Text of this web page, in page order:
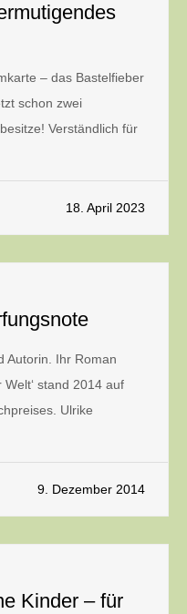
– das Bastelfieber
schon zwei
Verständlich für
18. April 2023
Autorin. Ihr Roman
Welt‘ stand 2014 auf
Ulrike
9. Dezember 2014
Kinder – für